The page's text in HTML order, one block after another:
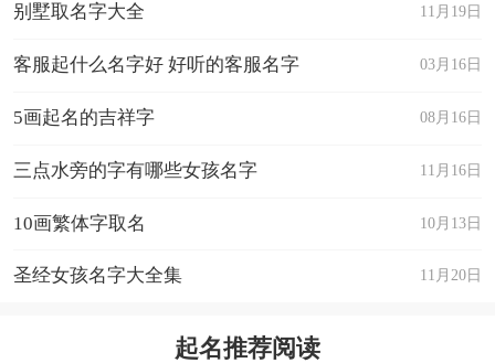
11月19日
别墅取名字大全
03月16日
客服起什么名字好 好听的客服名字
08月16日
5画起名的吉祥字
11月16日
三点水旁的字有哪些女孩名字
10月13日
10画繁体字取名
11月20日
圣经女孩名字大全集
起名推荐阅读